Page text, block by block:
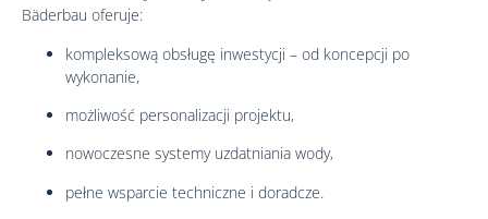
Bäderbau oferuje:
kompleksową obsługę inwestycji – od koncepcji po
wykonanie,
możliwość personalizacji projektu,
nowoczesne systemy uzdatniania wody,
pełne wsparcie techniczne i doradcze.